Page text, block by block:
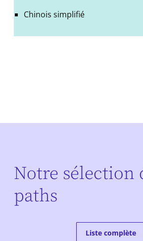
Chinois simplifié
Notre sélection
paths
Liste complète